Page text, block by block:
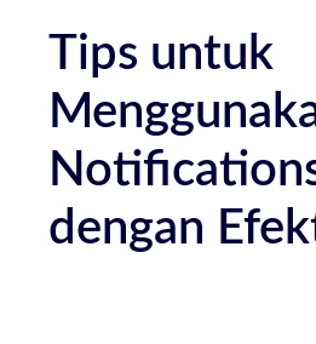
Tips untuk
dengan